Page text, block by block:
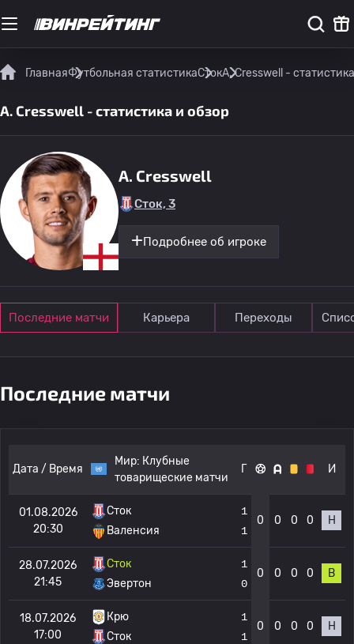
ГлавнаяФутбольная статистикаСтокA. Cresswell -
A. Cresswell - статистика и обзор
A. Cresswell
Сток, 3
Подробнее об игроке
Последние матчи Карьера Переходы
Последние матчи
Дата / Время
Мир: Клубные
товарищеские матчи
Г И
01.08.2026
20:30
Сток
Валенсия
1
1
0 0 0 0 Н
28.07.2026
21:45
Сток
Эвертон
1
0
0 0 0 0 В
18.07.2026
17:00
Крю
Сток
1
1
0 0 0 0 Н